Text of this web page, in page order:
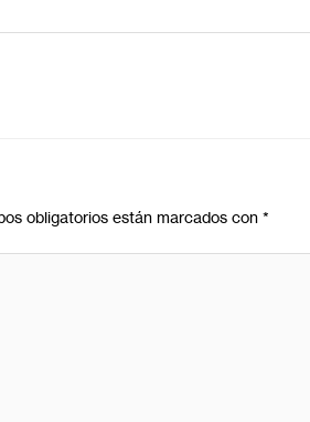
obligatorios están marcados con *